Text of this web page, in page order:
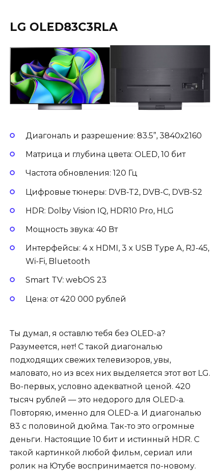
LG OLED83C3RLA
Диагональ и разрешение: 83.5”, 3840х2160
Матрица и глубина цвета: OLED, 10 бит
Частота обновления: 120 Гц
Цифровые тюнеры: DVB-T2, DVB-C, DVB-S2
HDR: Dolby Vision IQ, HDR10 Pro, HLG
Мощность звука: 40 Вт
Интерфейсы: 4 x HDMI, 3 x USB Type A, RJ-45,
Wi-Fi, Bluetooth
Smart TV: webOS 23
Цена: от 420 000 рублей
Ты думал, я оставлю тебя без OLED-а?
Разумеется, нет! С такой диагональю
подходящих свежих телевизоров, увы,
маловато, но из всех них выделяется этот вот LG.
Во-первых, условно адекватной ценой. 420
тысяч рублей — это недорого для OLED-а.
Повторяю, именно для OLED-а. И диагональю
83 с половиной дюйма. Так-то это огромные
деньги. Настоящие 10 бит и истинный HDR. С
такой картинкой любой фильм, сериал или
ролик на Ютубе воспринимается по-новому.